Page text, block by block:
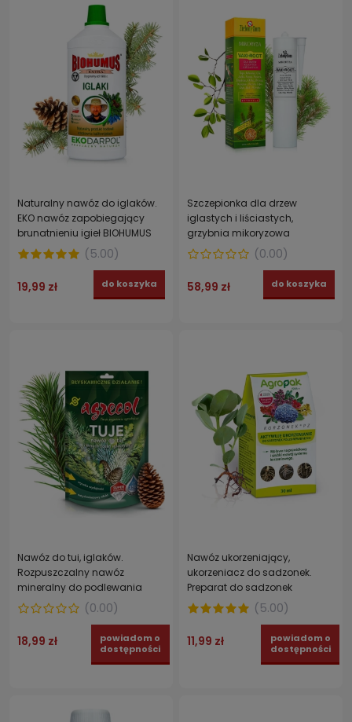
Naturalny nawóz do iglaków.
EKO nawóz zapobiegający
brunatnieniu igieł BIOHUMUS
EXTRA EKODARPOL 1 l
(5.00)
19,99 zł do koszyka
Szczepionka dla drzew
iglastych i liściastych,
grzybnia mikoryzowa
FYTOHELP zwiększa odporność
roślin VAXI-ROOT ZIELONY DOM
(0.00)
58,99 zł do koszyka
Nawóz do tui, iglaków.
Rozpuszczalny nawóz
mineralny do podlewania
roślin iglastych AGRECOL 350
g
(0.00)
18,99 zł
powiadom o
dostępności
Nawóz ukorzeniający,
ukorzeniacz do sadzonek.
Preparat do sadzonek
półzdrewniałych KORZONEK PZ
AGROPAK 30 ml
(5.00)
11,99 zł
powiadom o
dostępności